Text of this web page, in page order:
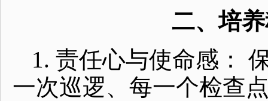
二、培
1. 责任心与使命感：
一次巡逻、每一个检查